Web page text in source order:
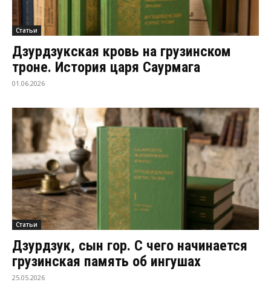
Статьи
Дзурдзукская кровь на грузинском
троне. История царя Саурмага
01.06.2026
Статьи
Дзурдзук, сын гор. С чего начинается
грузинская память об ингушах
25.05.2026